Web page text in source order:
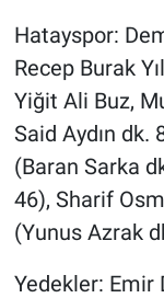
Hatayspor:
Recep Burak
Yiğit Ali Buz,
Said Aydın dk.
(Baran Sarka
46), Sharif
(Yunus Azrak
Yedekler: Emir